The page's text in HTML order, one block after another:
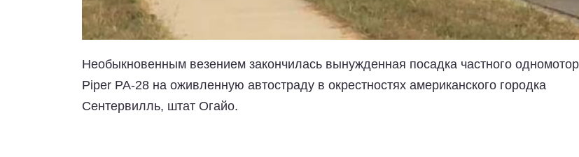
Необыкновенным везением закончилась вынужденная посадка частного
Piper PA-28 на оживленную автостраду в окрестностях американского городка
Сентервилль, штат Огайо.